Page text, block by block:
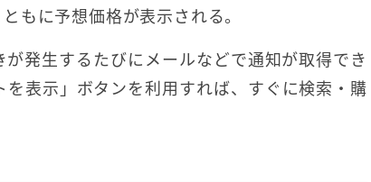
もに予想価格が表示される。
発生するたびにメールなどで通知が取得でき
表示」ボタンを利用すれば、すぐに検索・購